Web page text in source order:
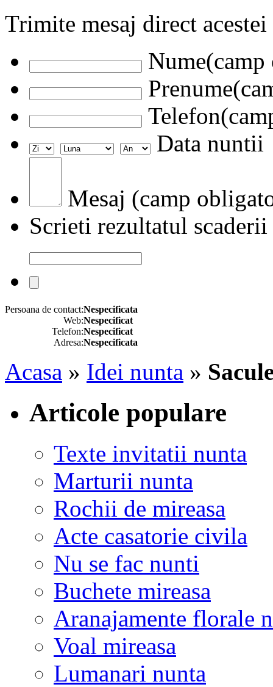
Trimite mesaj direct
Data nuntii
Mesaj (camp
Scrieti rezultatul scaderii
Persoana de contact:Nespecificata
Web:Nespecificat
Telefon:Nespecificat
Adresa:Nespecificata
Acasa » Idei nunta »
Articole populare
Texte invitatii nunta
Marturii nunta
Rochii de mireasa
Acte casatorie civila
Nu se fac nunti
Buchete mireasa
Aranajamente florale
Voal mireasa
Lumanari nunta